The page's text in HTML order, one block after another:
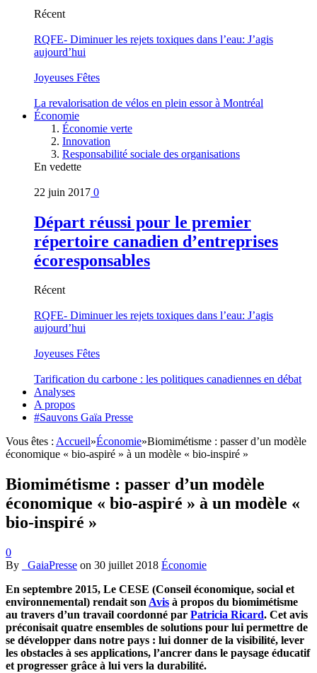
Récent
RQFE- Diminuer les rejets toxiques dans l’eau: J’agis
aujourd’hui
Joyeuses Fêtes
La revalorisation de vélos en plein essor à Montréal
Économie
Économie verte
Innovation
Responsabilité sociale des organisations
En vedette
22 juin 2017 0
Départ réussi pour le premier
répertoire canadien d’entreprises
écoresponsables
Récent
RQFE- Diminuer les rejets toxiques dans l’eau: J’agis
aujourd’hui
Joyeuses Fêtes
Tarification du carbone : les politiques canadiennes en débat
Analyses
A propos
#Sauvons Gaïa Presse
Vous êtes : Accueil»Économie»Biomimétisme : passer d’un modèle
économique « bio-aspiré » à un modèle « bio-inspiré »
Biomimétisme : passer d’un modèle
économique « bio-aspiré » à un modèle «
bio-inspiré »
0
By
_GaiaPresse on 30 juillet 2018 Économie
En septembre 2015, Le CESE (Conseil économique, social et
environnemental) rendait son Avis à propos du biomimétisme
au travers d’un travail coordonné par Patricia Ricard. Cet avis
préconisait quatre ensembles de solutions pour lui permettre de
se développer dans notre pays : lui donner de la visibilité, lever
les obstacles à ses applications, l’ancrer dans le paysage éducatif
et progresser grâce à lui vers la durabilité.